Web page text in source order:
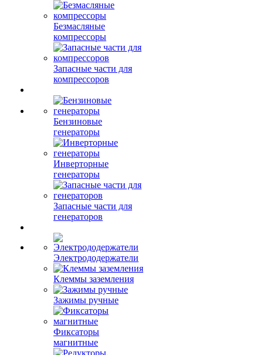
Безмасляные
компрессоры
Запасные части для
компрессоров
Бензиновые
генераторы
Инверторные
генераторы
Запасные части для
генераторов
Электрододержатели
Клеммы заземления
Зажимы ручные
Фиксаторы
магнитные